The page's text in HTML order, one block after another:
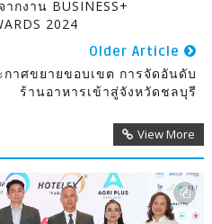
กงาน BUSINESS+
2024
Older Article
กาศขยายขอบเขต การจัดอันดับ
ร้านอาหารเข้าสู่จังหวัดชลบุรี
View More